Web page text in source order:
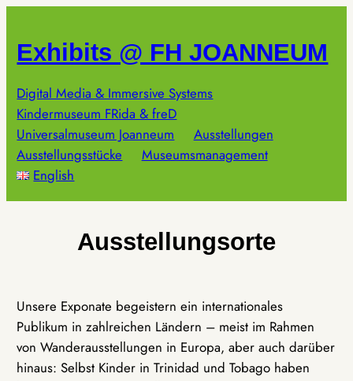
springen
Exhibits @ FH JOANNEUM
Digital Media & Immersive Systems
Kindermuseum FRida & freD
Universalmuseum Joanneum
Ausstellungen
Ausstellungsstücke
Museumsmanagement
English
Ausstellungsorte
Unsere Exponate begeistern ein internationales
Publikum in zahlreichen Ländern – meist im Rahmen
von Wanderausstellungen in Europa, aber auch darüber
hinaus: Selbst Kinder in Trinidad und Tobago haben